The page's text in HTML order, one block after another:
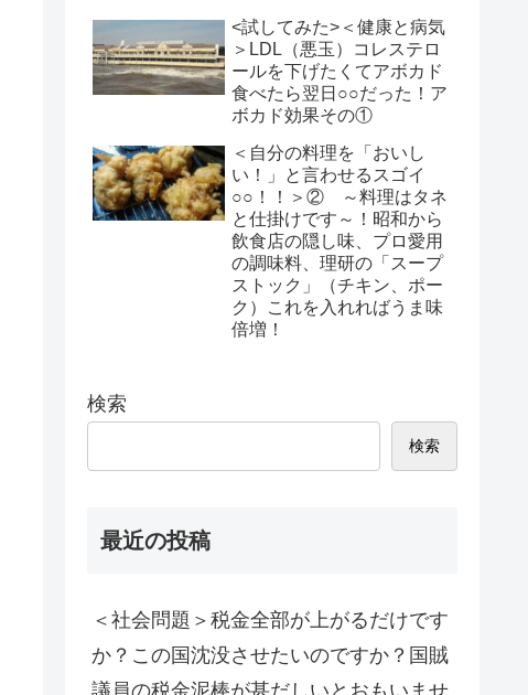
<試してみた>＜健康と病気
＞LDL（悪玉）コレステロ
ールを下げたくてアボカド
食べたら翌日○○だった！ア
ボカド効果その①
＜自分の料理を「おいし
い！」と言わせるスゴイ
○○！！＞② ～料理はタネ
と仕掛けです～！昭和から
飲食店の隠し味、プロ愛用
の調味料、理研の「スープ
ストック」（チキン、ポー
ク）これを入れればうま味
倍増！
検索
検索
最近の投稿
＜社会問題＞税金全部が上がるだけです
か？この国沈没させたいのですか？国賊
議員の税金泥棒が甚だしいとおもいませ